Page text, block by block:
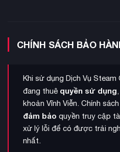
Yếu tố sinh tồn kinh dị
được
khổng lồ – biểu tượng của cái
đồng thời giải quyết các câu
CHÍNH SÁCH BẢO
Khi sử dụng Dịch Vụ
đang thuê quyền sử dụng,
khoản Vĩnh Viễn. Chính
đảm bảo quyền truy cập
xử lý lỗi để có được trải
nhất.